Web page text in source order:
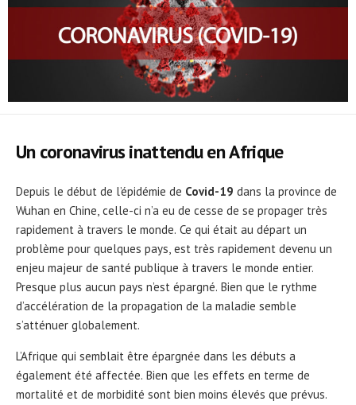
Un coronavirus inattendu en Afrique
Depuis le début de l’épidémie de Covid-19 dans la province de
Wuhan en Chine, celle-ci n’a eu de cesse de se propager très
rapidement à travers le monde. Ce qui était au départ un
problème pour quelques pays, est très rapidement devenu un
enjeu majeur de santé publique à travers le monde entier.
Presque plus aucun pays n’est épargné. Bien que le rythme
d’accélération de la propagation de la maladie semble
s’atténuer globalement.
L’Afrique qui semblait être épargnée dans les débuts a
également été affectée. Bien que les effets en terme de
mortalité et de morbidité sont bien moins élevés que prévus.